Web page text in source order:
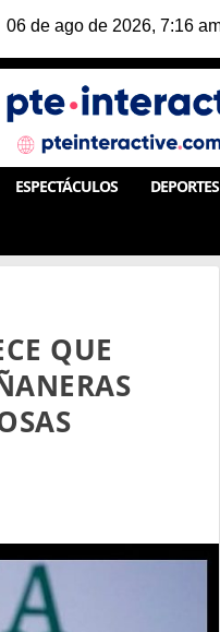
ESPECTÁCULOS DEPORTES
QUE